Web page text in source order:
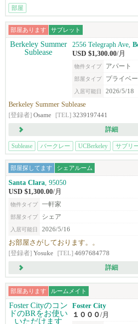
部屋
部屋あります サブレット
2556 Telegraph Ave,
USD $1,300.00/月
物件タイプ アパート
部屋タイプ プライベー
入居可能日 2026/5/18
Berkeley Summer Sublease
[登録者] Osame [TEL] 3239197441
詳細
Sublease バークレー UCBerkeley サブリ
部屋探してます シェアルーム
Santa Clara , 95050
USD $1,300.00/月
物件タイプ 一軒家
部屋タイプ シェア
入居可能日 2026/5/16
お部屋さがしております。。
[登録者] Yosuke [TEL] 4697684778
詳細
部屋あります ルームメイト
Foster City
１０００/月